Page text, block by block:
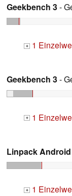
Geekbench 3-
+ 1
Geekbench 3-
+ 1
Linpack Android
+ 1